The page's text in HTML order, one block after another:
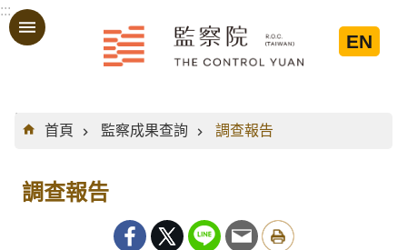
跳到主要內容區塊
:::
EN
:::
首頁
監察成果查詢 調查報告
調查報告